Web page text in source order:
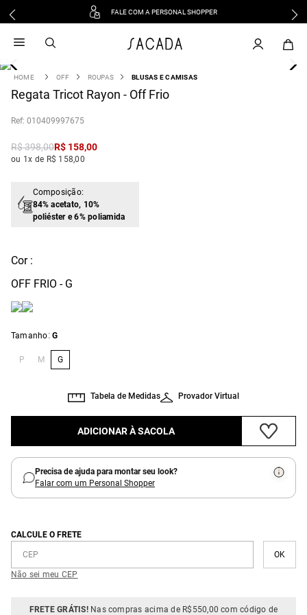
FALE COM A PERSONAL SHOPPER
OFF ROUPAS BLUSAS E CAMISAS
Regata Tricot Rayon - Off Frio
: 010409997675
R$398,00R$ 158,00
ou 1x de R$ 158,00
Composição:
84% acetato, 10%
poliéster e 6% poliamida
Cor :
OFF FRIO - G
Tamanho: G
P M G
Provador Virtual
Tabela de Medidas
ADICIONAR À SACOLA
Precisa de ajuda para montar seu look?
Falar com um Personal Shopper
CALCULE O FRETE
Não sei meu CEP
FRETE GRÁTIS!Nas compras acima de R$550,00 com código de
vestido
3 º blusa
º vestido longo
º macacão
jeans
º vestido curto